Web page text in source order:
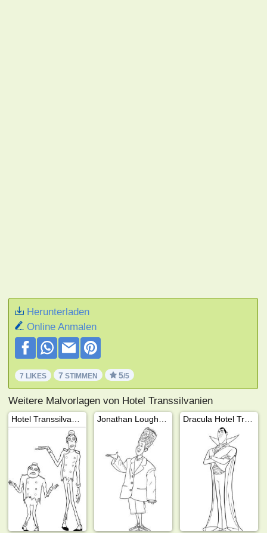
Herunterladen
Online Anmalen
7 LIKES 7 STIMMEN 5/5
Weitere Malvorlagen von Hotel Transsilvanien